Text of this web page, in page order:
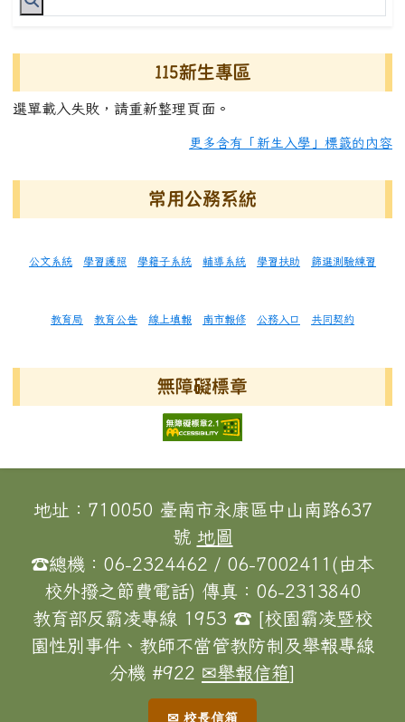
115新生專區
選單載入失敗，請重新整理頁面。
更多含有「新生入學」標籤的內容
常用公務系統
公文系統 學習護照 學籍子系統 輔導系統 學習扶助 篩選測驗練習
教育局 教育公告 線上填報 南市報修 公務入口 共同契約
無障礙標章
頁尾區域內容
地址：710050 臺南市永康區中山南路637
號 地圖
☎總機：06-2324462 / 06-7002411(由本
校外撥之節費電話) 傳真：06-2313840
教育部反霸凌專線 1953 ☎ [校園霸凌暨校
園性別事件、教師不當管教防制及舉報專線
分機 #922 ✉舉報信箱]
✉ 校長信箱